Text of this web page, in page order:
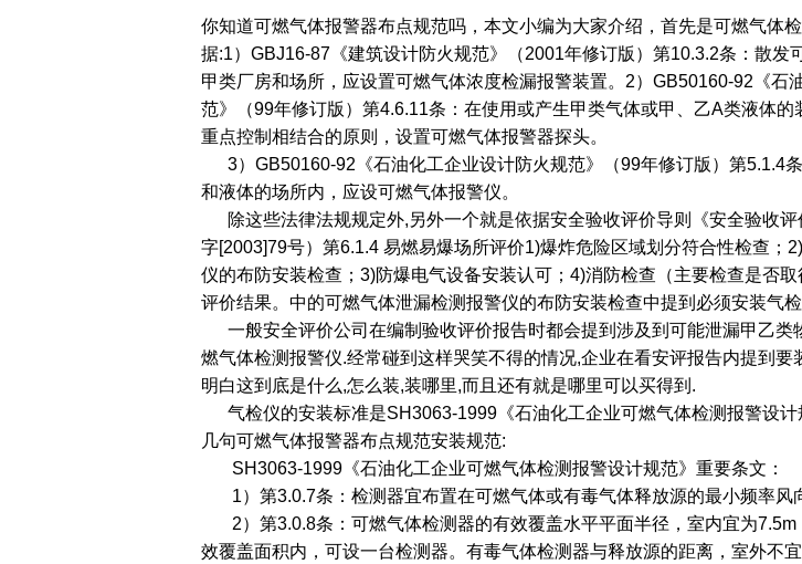
1 2 3
你知道可燃气体报警器布点规范吗，本文小编为大家介绍，首先是可燃气体
据:1）GBJ16-87《建筑设计防火规范》（2001年修订版）第10.3.2条：散发
甲类厂房和场所，应设置可燃气体浓度检漏报警装置。2）GB50160-92《石
范》（99年修订版）第4.6.11条：在使用或产生甲类气体或甲、乙A类液体的
重点控制相结合的原则，设置可燃气体报警器探头。
3）GB50160-92《石油化工企业设计防火规范》（99年修订版）第5.1.4
和液体的场所内，应设可燃气体报警仪。
除这些法律法规规定外,另外一个就是依据安全验收评价导则《安全验收评
字[2003]79号）第6.1.4 易燃易爆场所评价1)爆炸危险区域划分符合性检查；
仪的布防安装检查；3)防爆电气设备安装认可；4)消防检查（主要检查是否
评价结果。中的可燃气体泄漏检测报警仪的布防安装检查中提到必须安装气
一般安全评价公司在编制验收评价报告时都会提到涉及到可能泄漏甲乙类
燃气体检测报警仪.经常碰到这样哭笑不得的情况,企业在看安评报告内提到要
明白这到底是什么,怎么装,装哪里,而且还有就是哪里可以买得到.
气检仪的安装标准是SH3063-1999《石油化工企业可燃气体检测报警设计
几句可燃气体报警器布点规范安装规范:
SH3063-1999《石油化工企业可燃气体检测报警设计规范》重要条文：
1）第3.0.7条：检测器宜布置在可燃气体或有毒气体释放源的最小频率风
2）第3.0.8条：可燃气体检测器的有效覆盖水平平面半径，室内宜为7.5m
效覆盖面积内，可设一台检测器。有毒气体检测器与释放源的距离，室外不